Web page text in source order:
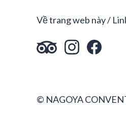
Về trang web này
© NAGOYA